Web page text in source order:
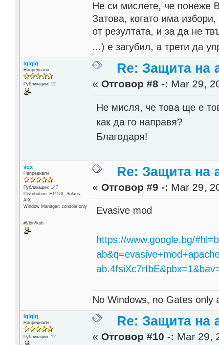
Не си мислете, че понеже
Затова, когато има
от резултата, и за да не
...) е загубил, а трети да
lqlqlq
Напреднали
Публикации: 12
Re: Защита на
« Отговор #8 -: Mar 29,
Не мисля, че това ще е
как да го направя?
Благодаря!
vox
Напреднали
Публикации: 147
Distribution: HP-UX, Solaris,
AIX
Window Manager: console only
#!/bin/ksh
Re: Защита на
« Отговор #9 -: Mar 29,
Evasive mod
https://www.google.bg/
No Windows, no Gates only
lqlqlq
Напреднали
Публикации: 12
Re: Защита на
« Отговор #10 -: Mar 29,